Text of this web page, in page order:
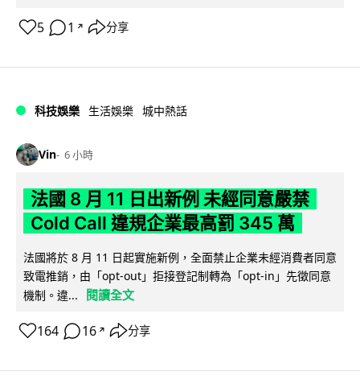
5 1 ↗ 分享
科技娛樂 生活娛樂 城中熱話
Vin 6 小時
法國 8 月 11 日出新例 未經同意嚴禁
Cold Call 違規企業最高罰 345 萬
法國將於 8 月 11 日起實施新例，全面禁止企業未經消費者同意
致電推銷，由「opt-out」拒接登記制轉為「opt-in」先徵同意
機制。違...
閱讀全文
164 16 ↗ 分享